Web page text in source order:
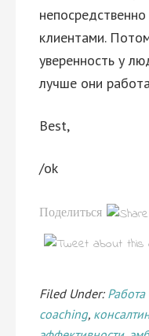
клиентами.
уверенность у
лучше они
Best,
/ok
Поделиться
Filed Under: Работа
coaching,